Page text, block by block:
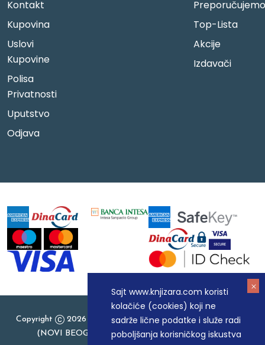
Sajt www.knjizara.com koristi
kolačiće (cookies) koji ne
sadrže lične podatke i služe radi
poboljšanja korisničkog iskustva
Kontakt
Kupovina
Uslovi
Kupovine
Polisa
Privatnosti
Uputstvo
Odjava
Preporučujemo
Top-Lista
Akcije
Izdavači
Copyright
2026 Knjizara.com - MAKART DOO BEOGRAD
(NOVI BEOGRAD), PIB: 105184104, MB: 20337524